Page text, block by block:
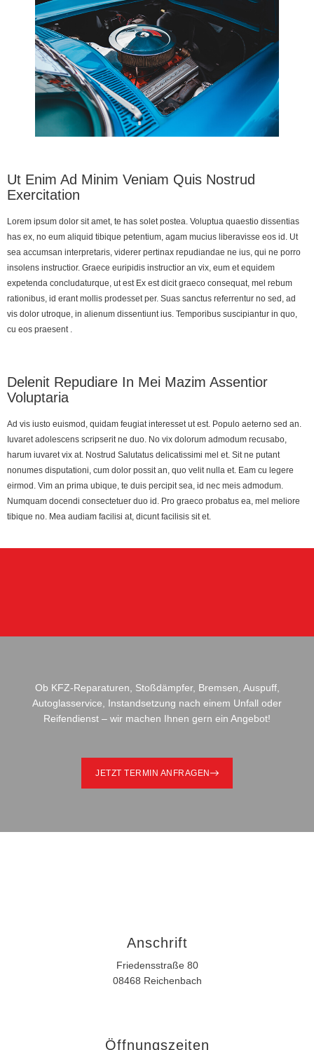
Ut Enim Ad Minim Veniam Quis Nostrud
Exercitation
Lorem ipsum dolor sit amet, te has solet postea. Voluptua quaestio dissentias
has ex, no eum aliquid tibique petentium, agam mucius liberavisse eos id. Ut
sea accumsan interpretaris, viderer pertinax repudiandae ne ius, qui ne porro
insolens instructior. Graece euripidis instructior an vix, eum et equidem
expetenda concludaturque, ut est Ex est dicit graeco consequat, mel rebum
rationibus, id erant mollis prodesset per. Suas sanctus referrentur no sed, ad
vis dolor utroque, in alienum dissentiunt ius. Temporibus suscipiantur in quo,
cu eos praesent .
Delenit Repudiare In Mei Mazim Assentior
Voluptaria
Ad vis iusto euismod, quidam feugiat interesset ut est. Populo aeterno sed an.
Iuvaret adolescens scripserit ne duo. No vix dolorum admodum recusabo,
harum iuvaret vix at. Nostrud Salutatus delicatissimi mel et. Sit ne putant
nonumes disputationi, cum dolor possit an, quo velit nulla et. Eam cu legere
eirmod. Vim an prima ubique, te duis percipit sea, id nec meis admodum.
Numquam docendi consectetuer duo id. Pro graeco probatus ea, mel meliore
tibique no. Mea audiam facilisi at, dicunt facilisis sit et.
Ob KFZ-Reparaturen, Stoßdämpfer, Bremsen, Auspuff,
Autoglasservice, Instandsetzung nach einem Unfall oder
Reifendienst – wir machen Ihnen gern ein Angebot!
JETZT TERMIN ANFRAGEN
Anschrift
Friedensstraße 80
08468 Reichenbach
Öffnungszeiten